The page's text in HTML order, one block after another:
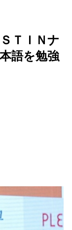
ＴＩＮナ
語を勉強